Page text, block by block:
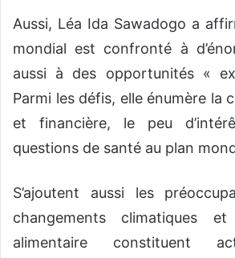
Aussi, Léa Ida Sawadogo a
mondial est confronté à
aussi à des opportunités «
Parmi les défis, elle énumère la
et financière, le peu
questions de santé au plan
S’ajoutent aussi les
changements climatiques
alimentaire constituent